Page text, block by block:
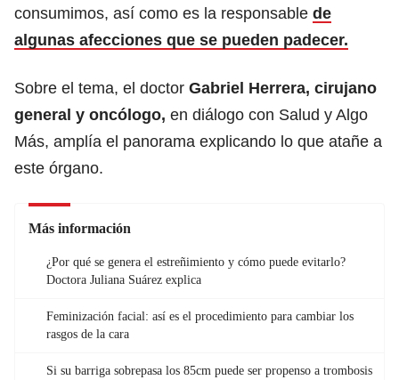
consumimos, así como es la responsable de
algunas afecciones que se pueden padecer.
Sobre el tema, el doctor Gabriel Herrera, cirujano
general y oncólogo, en diálogo con Salud y Algo
Más, amplía el panorama explicando lo que atañe a
este órgano.
Más información
¿Por qué se genera el estreñimiento y cómo puede evitarlo?
Doctora Juliana Suárez explica
Feminización facial: así es el procedimiento para cambiar los
rasgos de la cara
Si su barriga sobrepasa los 85cm puede ser propenso a trombosis